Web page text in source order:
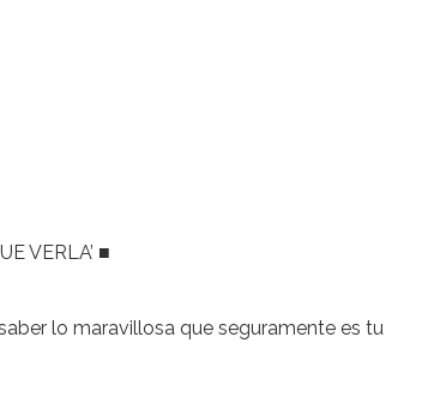
VERLA’ ■
lo maravillosa que seguramente es tu